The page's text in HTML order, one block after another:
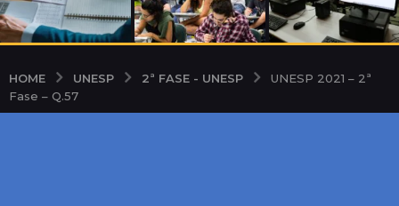
HOME UNESP 2ª FASE - UNESP
UNESP 2021 – 2ª
Fase – Q.57